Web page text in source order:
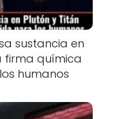
sustancia en
firma química
humanos